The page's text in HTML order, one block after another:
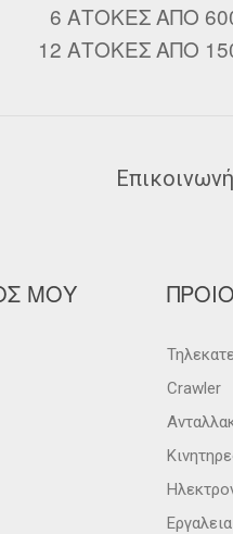
6 ΑΤΟΚΕΣ ΑΠΟ
12 ΑΤΟΚΕΣ ΑΠΟ
ΜΟΥ
Crawler